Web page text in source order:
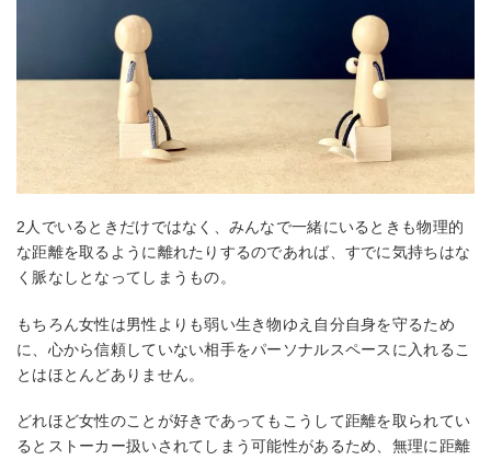
2人でいるときだけではなく、みんなで一緒にいるときも物理的
な距離を取るように離れたりするのであれば、すでに気持ちはな
く脈なしとなってしまうもの。
もちろん女性は男性よりも弱い生き物ゆえ自分自身を守るため
に、心から信頼していない相手をパーソナルスペースに入れるこ
とはほとんどありません。
どれほど女性のことが好きであってもこうして距離を取られてい
るとストーカー扱いされてしまう可能性があるため、無理に距離